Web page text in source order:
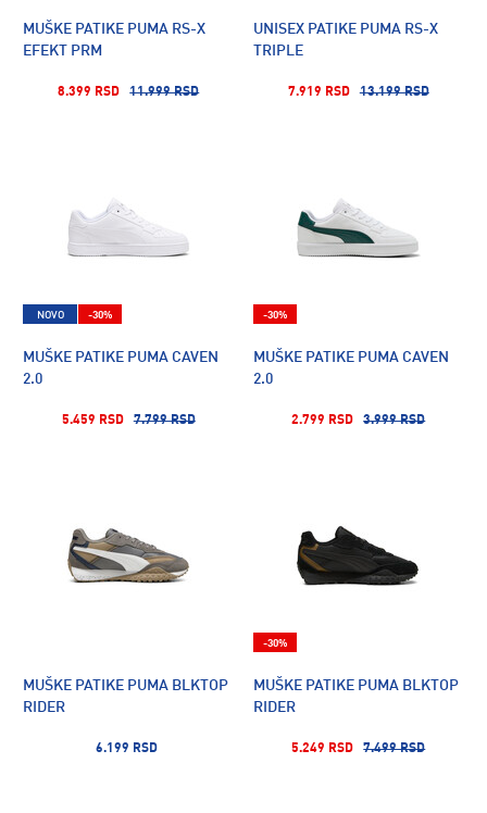
MUŠKE PATIKE PUMA RS-X
EFEKT PRM
8.399 RSD 11.999 RSD
UNISEX PATIKE PUMA RS-X
TRIPLE
7.919 RSD 13.199 RSD
MUŠKE PATIKE PUMA CAVEN
2.0
5.459 RSD 7.799 RSD
NOVO -30%
MUŠKE PATIKE PUMA CAVEN
2.0
2.799 RSD 3.999 RSD
-30%
MUŠKE PATIKE PUMA BLKTOP
RIDER
6.199 RSD
MUŠKE PATIKE PUMA BLKTOP
RIDER
5.249 RSD 7.499 RSD
-30%